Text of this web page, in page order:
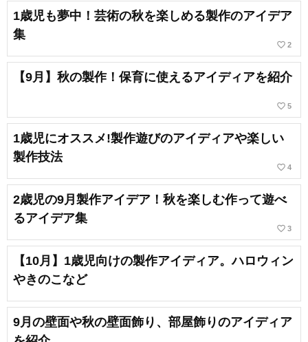
1歳児も夢中！芸術の秋を楽しめる製作のアイデア
集
favorite_border 2
【9月】秋の製作！保育に使えるアイディアを紹介
favorite_border 5
1歳児にオススメ!製作遊びのアイディアや楽しい
製作技法
favorite_border 4
2歳児の9月製作アイデア！秋を楽しむ作って遊べ
るアイデア集
favorite_border 3
【10月】1歳児向けの製作アイディア。ハロウィン
やきのこなど
9月の壁面や秋の壁面飾り、部屋飾りのアイディア